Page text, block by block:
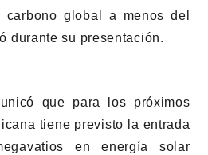
global a menos del
durante su presentación.
que para los próximos
tiene previsto la entrada
en energía solar